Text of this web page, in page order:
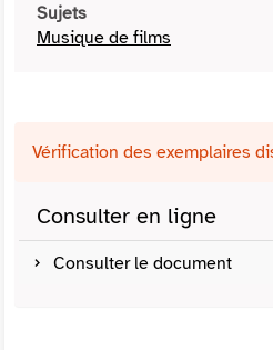
Sujets
Musique de films
Vérification des exemplaires
Consulter en ligne
Consulter le document